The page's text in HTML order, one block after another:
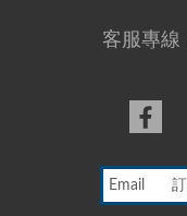
客服專線
Email